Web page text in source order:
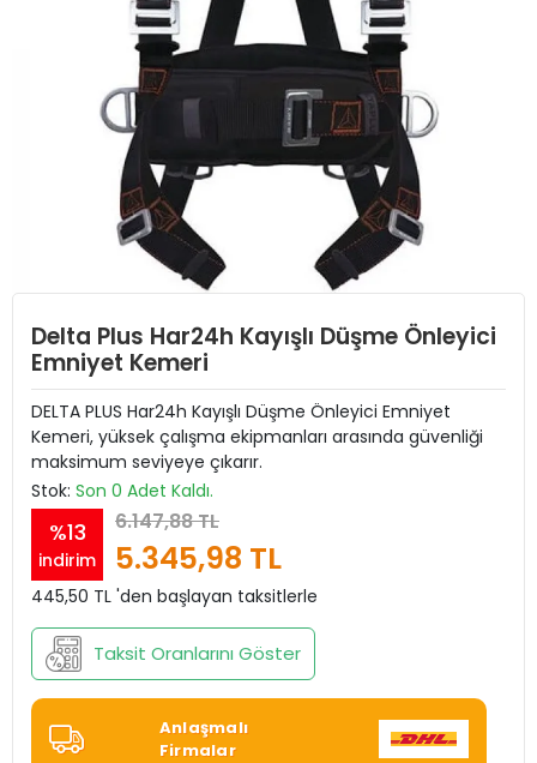
Delta Plus Har24h Kayışlı Düşme Önleyici
Emniyet Kemeri
DELTA PLUS Har24h Kayışlı Düşme Önleyici Emniyet
Kemeri, yüksek çalışma ekipmanları arasında güvenliği
maksimum seviyeye çıkarır.
Stok: Son 0 Adet Kaldı.
%13
indirim
6.147,88 TL
5.345,98 TL
445,50 TL 'den başlayan taksitlerle
Taksit Oranlarını Göster
Anlaşmalı
Firmalar